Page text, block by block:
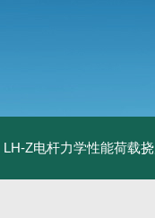
LH-Z电杆力学性能荷载